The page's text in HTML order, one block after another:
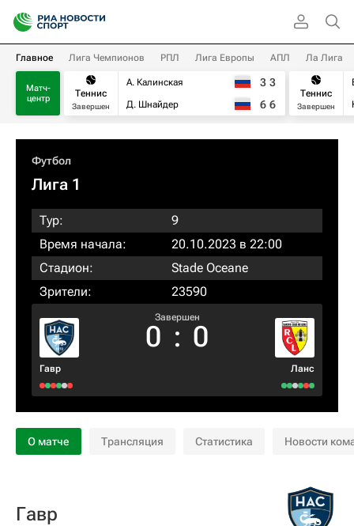
Главное Лига Чемпионов РПЛ Лига Европы АПЛ Ла Лига
Матч-
центр
Теннис
Завершен
А. Калинская
Д. Шнайдер
3 3
6 6
Теннис
Завершен
Футбол
Лига 1
Тур:
9
Время начала:
20.10.2023 в 22:00
Стадион:
Stade Oceane
Зрители:
23590
Гавр
Завершен
0 : 0
Ланс
О матче Трансляция Статистика Новости
Гавр